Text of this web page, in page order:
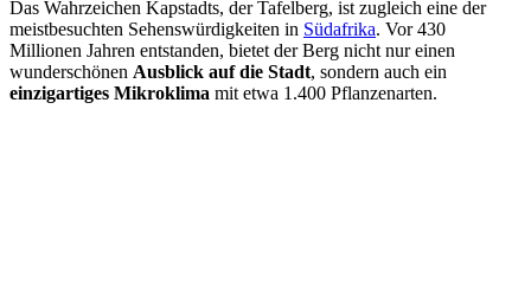
Das Wahrzeichen Kapstadts, der Tafelberg, ist zugleich eine der
meistbesuchten Sehenswürdigkeiten in Südafrika. Vor 430
Millionen Jahren entstanden, bietet der Berg nicht nur einen
wunderschönen Ausblick auf die Stadt, sondern auch ein
einzigartiges Mikroklima mit etwa 1.400 Pflanzenarten.